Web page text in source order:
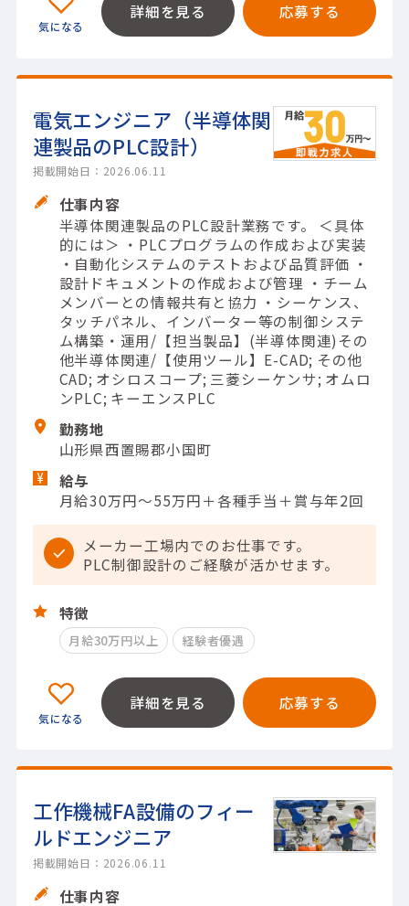
詳細を見る 応募する
電気エンジニア（半導体関
連製品のPLC設計）
掲載開始日：2026.06.11
仕事内容
半導体関連製品のPLC設計業務です。 ＜具体
的には＞ ・PLCプログラムの作成および実装
・自動化システムのテストおよび品質評価 ・
設計ドキュメントの作成および管理 ・チーム
メンバーとの情報共有と協力 ・シーケンス、
タッチパネル、インバーター等の制御システ
ム構築・運用/【担当製品】(半導体関連)その
他半導体関連/【使用ツール】E-CAD; その他
CAD; オシロスコープ; 三菱シーケンサ; オムロ
ンPLC; キーエンスPLC
勤務地
山形県西置賜郡小国町
給与
月給30万円～55万円＋各種手当＋賞与年2回
メーカー工場内でのお仕事です。
PLC制御設計のご経験が活かせます。
特徴
月給30万円以上 経験者優遇
詳細を見る 応募する
工作機械FA設備のフィー
ルドエンジニア
掲載開始日：2026.06.11
仕事内容